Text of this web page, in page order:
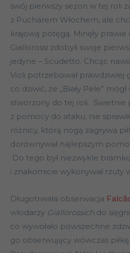
swój pierwszy sezon w tej roli
z Pucharem Włochem, ale
krajową potęgą. Minęły
Giallorossi zdobyli swoje
jedyne – Scudetto. Chcąc
Violi potrzebował prawdziwiej
co dziwić, że „Biały Pele”
stworzony do tej roli. Świetnie
z pomocy do ataku, nie
różnicy, którą nogą zagrywa
dorównywał najlepszym
Do tego był niezwykle
i znakomicie wykonywał rzuty
Długotrwała obserwacja
włodarzy Giallorossich do
co wywołało powszechne
go obserwujący wówczas